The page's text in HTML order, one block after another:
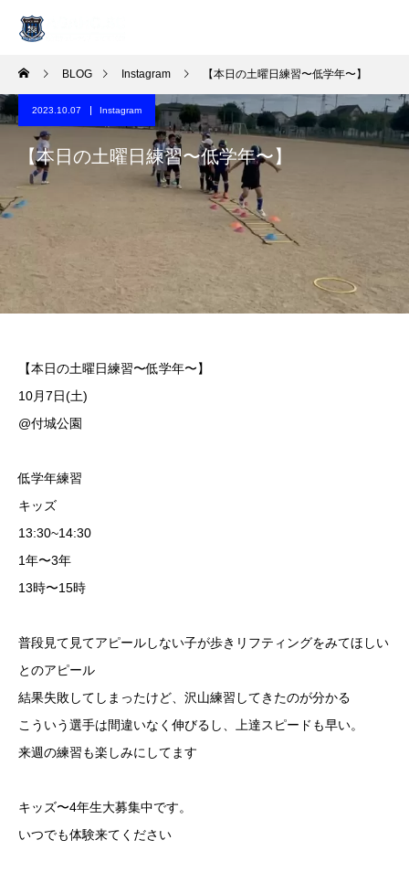
BLOG Instagram 【本日の土曜日練習〜低学年〜】
2023.10.07 Instagram
【本日の土曜日練習〜低学年〜】
【本日の土曜日練習〜低学年〜】
️10月7日(土)
@付城公園
低学年練習️
キッズ
13:30~14:30
1年〜3年
13時〜15時
普段見て見てアピールしない子が歩きリフティングをみてほしい
とのアピール️
結果失敗してしまったけど、沢山練習してきたのが分かる
こういう選手は間違いなく伸びるし、上達スピードも早い。
来週の練習も楽しみにしてます
キッズ〜4年生大募集中です。
いつでも体験来てください